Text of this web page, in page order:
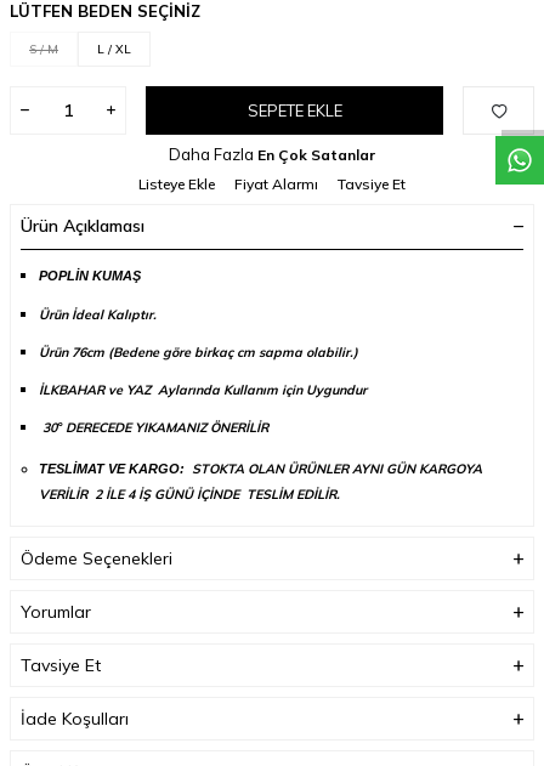
WhatappDesteHatt
LÜTFEN BEDEN SEÇİNİZ
S / M L / XL
SEPETE EKLE
Daha Fazla En Çok Satanlar
Listeye Ekle
Fiyat Alarmı Tavsiye Et
Ürün Açıklaması
POPLİN KUMAŞ
Ürün İdeal Kalıptır.
Ürün 76cm (Bedene göre birkaç cm sapma olabilir.)
İLKBAHAR ve YAZ Aylarında Kullanım için Uygundur
30°DERECEDE YIKAMANIZ ÖNERİLİR
TESLİMAT VE KARGO: STOKTA OLAN ÜRÜNLER AYNI GÜN KARGOYA
VERİLİR 2 İLE 4 İŞ GÜNÜ İÇİNDE TESLİM EDİLİR.
Ödeme Seçenekleri
Yorumlar
Tavsiye Et
İade Koşulları